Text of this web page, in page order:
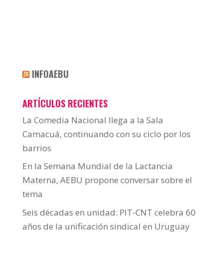
INFOAEBU
ARTÍCULOS RECIENTES
La Comedia Nacional llega a la Sala
Camacuá, continuando con su ciclo por los
barrios
En la Semana Mundial de la Lactancia
Materna, AEBU propone conversar sobre el
tema
Seis décadas en unidad: PIT-CNT celebra 60
años de la unificación sindical en Uruguay